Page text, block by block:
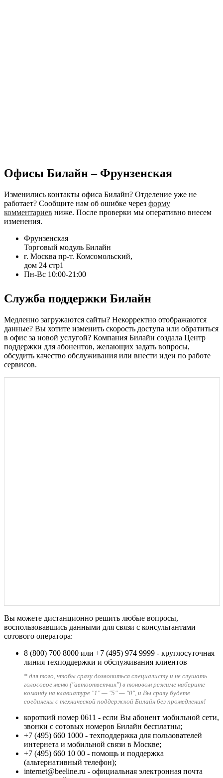
Офисы Билайн – Фрунзенская
Изменились контакты офиса Билайн? Отделение уже не
работает? Сообщите нам об ошибке через форму
комментариев ниже. После проверки мы оперативно внесем
изменения.
Фрунзенская
Торговый модуль Билайн
г. Москва пр-т. Комсомольский,
дом 24 стр1
Пн-Вс 10:00-21:00
Служба поддержки Билайн
Медленно загружаются сайты? Некорректно отображаются
данные? Вы хотите изменить скорость доступа или обратиться
в офис за новой услугой? Компания Билайн создала Центр
поддержки для абонентов, желающих задать вопросы,
обсудить качество обслуживания или внести идеи по работе
сервисов.
Вы можете дистанционно решить любые вопросы,
воспользовавшись данными для связи с консультантами
сотового оператора:
8 (800) 700 8000 или +7 (495) 974 9999 - круглосуточная
линия техподдержки и обслуживания клиентов
* для того, чтобы сразу дозвониться специалисту и не слушать
голосовое меню ("автоответчик") в тоновом режиме наберите
команду на клавиатуре "1" — "5" — "0", и Вы сразу будете
соединены с технической поддержкой Билайн без промедления!
короткий номер 0611 - если Вы абонент мобильной сети,
звонки с сотовых номеров Билайн бесплатны;
+7 (495) 660 1000 - техподдержка для пользователей
интернета и мобильной связи в Москве;
+7 (495) 660 10 00 - помощь и поддержка
(альтернативный телефон);
internet@beeline.ru - официальная электронная почта